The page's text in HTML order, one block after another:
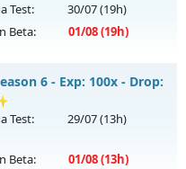
Test: 30/07(19h)
Beta: 01/08(19h)
Cày Cuốc 2005
chủ
6 - Exp: 100x - Drop:
Test: 29/07(13h)
Beta: 01/08(13h)